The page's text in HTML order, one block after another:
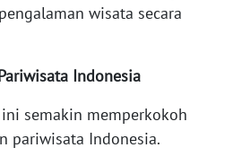
wisata secara
Indonesia
semakin memperkokoh
pariwisata Indonesia.